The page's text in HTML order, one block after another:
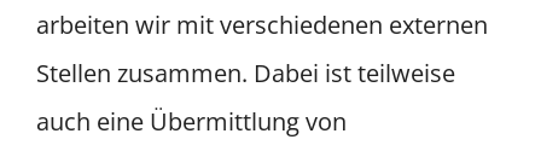
arbeiten wir mit verschiedenen externen
Stellen zusammen. Dabei ist teilweise
auch eine Übermittlung von